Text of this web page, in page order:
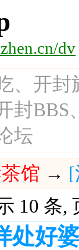
dv
、开
封
坛
馆 → [
10 条,
处好